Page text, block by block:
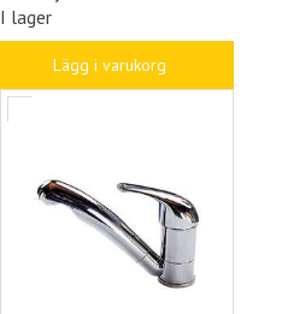
I lager
Lägg i varukorg